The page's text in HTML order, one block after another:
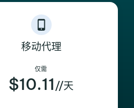
移动代理
仅需
$10.11 //天